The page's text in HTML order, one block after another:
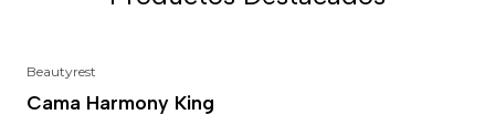
Beautyrest
Cama Harmony King